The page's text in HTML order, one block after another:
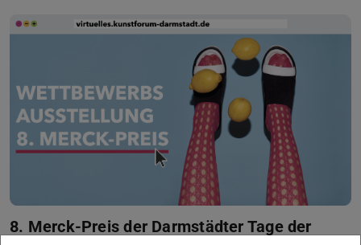
8. Merck-Preis der Darmstädter Tage der